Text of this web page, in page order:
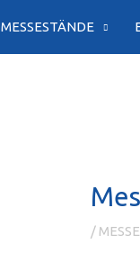
MESSESTÄNDE
/